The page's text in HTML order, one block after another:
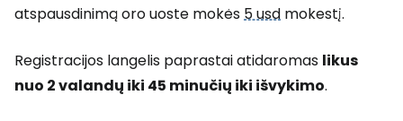
atspausdinimą oro uoste mokės5 usd mokestį.
Registracijos langelis paprastai atidaromas likus
nuo 2 valandų iki 45 minučių iki išvykimo.